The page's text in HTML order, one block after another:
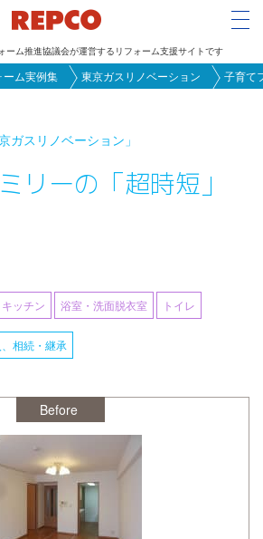
ーム推進協議会が運営するリフォーム支援サイトです
ーム実例集 東京ガスリノベーション 子育て
ガスリノベーション」
リーの「超時短」
相続・継承
キッチン 浴室・洗面脱衣室 トイレ